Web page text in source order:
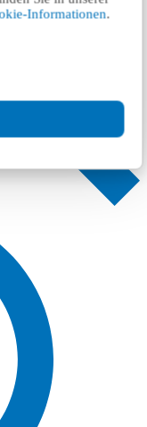
Informationen.